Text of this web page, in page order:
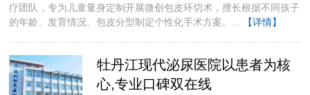
疗团队，专为儿童量身定制开展微创包皮环切术，擅长根据不同孩子
的年龄、发育情况、包皮分型制定个性化手术方案。...
【详情】
牡丹江现代泌尿医院以患者为核
心,专业口碑双在线